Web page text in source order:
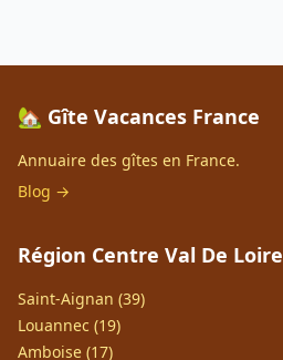
🏡 Gîte Vacances France
Annuaire des gîtes en France.
Blog →
Région Centre Val De Loire
Saint-Aignan (39)
Louannec (19)
Amboise (17)